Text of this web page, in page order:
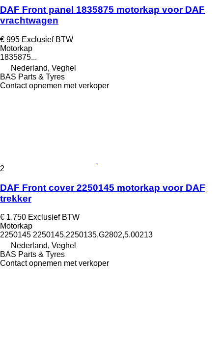
DAF Front panel 1835875 motorkap voor DAF
vrachtwagen
€ 995 Exclusief BTW
Motorkap
1835875...
Nederland, Veghel
BAS Parts & Tyres
Contact opnemen met verkoper
2
DAF Front cover 2250145 motorkap voor DAF
trekker
€ 1.750 Exclusief BTW
Motorkap
2250145 2250145,2250135,G2802,5.00213
Nederland, Veghel
BAS Parts & Tyres
Contact opnemen met verkoper